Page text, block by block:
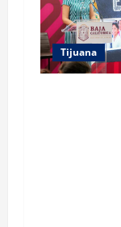
Tijuana